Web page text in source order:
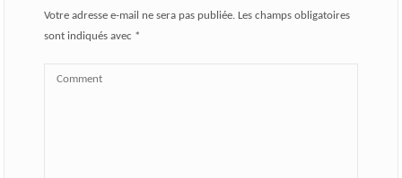
Votre adresse e-mail ne sera pas publiée. Les champs obligatoires
sont indiqués avec *